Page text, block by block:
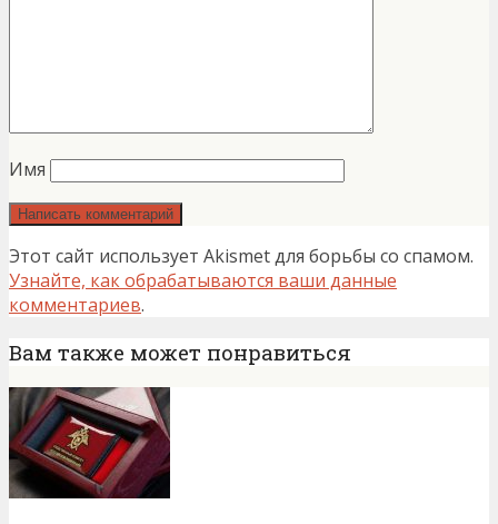
Имя
Этот сайт использует Akismet для борьбы со спамом.
Узнайте, как обрабатываются ваши данные
комментариев.
Вам также может понравиться